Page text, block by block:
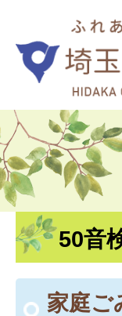
50音
家庭ご